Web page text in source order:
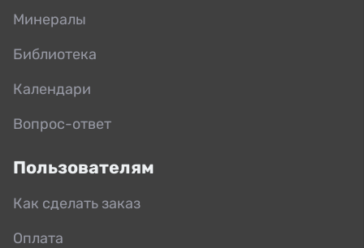
Минералы
Библиотека
Календари
Вопрос-ответ
Пользователям
Как сделать заказ
Оплата